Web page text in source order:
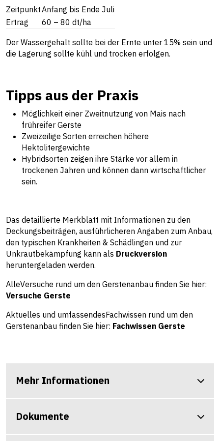
ZeitpunktAnfang bis Ende Juli
Ertrag
60 – 80 dt/ha
Der Wassergehalt sollte bei der Ernte unter 15% sein und
die Lagerung sollte kühl und trocken erfolgen.
Tipps aus der Praxis
Möglichkeit einer Zweitnutzung von Mais nach
frühreifer Gerste
Zweizeilige Sorten erreichen höhere
Hektolitergewichte
Hybridsorten zeigen ihre Stärke vor allem in
trockenen Jahren und können dann wirtschaftlicher
sein.
Das detaillierte Merkblatt mit Informationen zu den
Deckungsbeiträgen, ausführlicheren Angaben zum Anbau,
den typischen Krankheiten & Schädlingen und zur
Unkrautbekämpfung kann als Druckversion
heruntergeladen werden.
AlleVersuche rund um den Gerstenanbau finden Sie hier:
Versuche Gerste
Aktuelles und umfassendesFachwissen rund um den
Gerstenanbau finden Sie hier: Fachwissen Gerste
Mehr Informationen
Dokumente